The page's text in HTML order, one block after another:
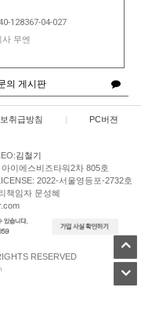
128367-04-027
사 무엔
의 게시판
취급방침 | PC버젼
김철기
이에스비즈타워2차 805호
2022-서울영등포-2732호
책임자 문성혜
RESERVED